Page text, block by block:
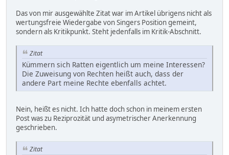
Das von mir ausgewählte Zitat war im Artikel übrigens nicht als
wertungsfreie Wiedergabe von Singers Position gemeint,
sondern als Kritikpunkt. Steht jedenfalls im Kritik-Abschnitt.
Zitat
Kümmern sich Ratten eigentlich um meine Interessen?
Die Zuweisung von Rechten heißt auch, dass der
andere Part meine Rechte ebenfalls achtet.
Nein, heißt es nicht. Ich hatte doch schon in meinem ersten
Post was zu Reziprozität und asymetrischer Anerkennung
geschrieben.
Zitat